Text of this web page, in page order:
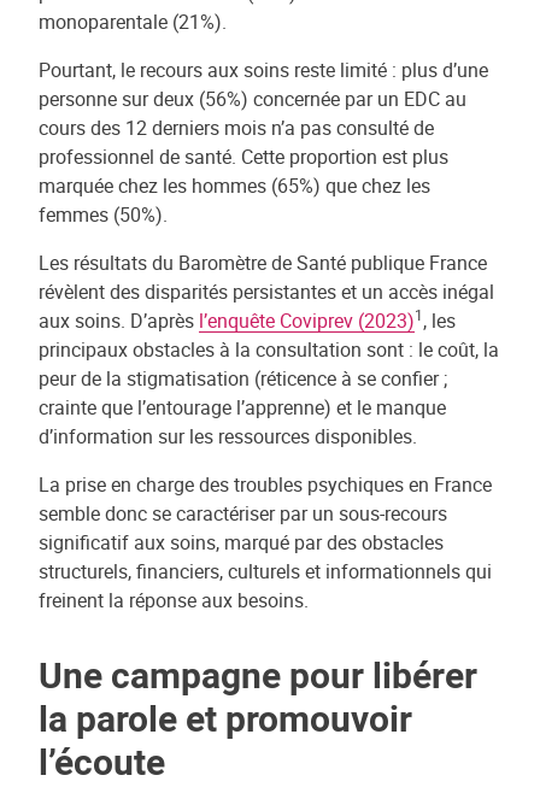
monoparentale (21%).
Pourtant, le recours aux soins reste limité : plus d’une
personne sur deux (56%) concernée par un EDC au
cours des 12 derniers mois n’a pas consulté de
professionnel de santé. Cette proportion est plus
marquée chez les hommes (65%) que chez les
femmes (50%).
Les résultats du Baromètre de Santé publique France
révèlent des disparités persistantes et un accès inégal
aux soins. D’après l’enquête Coviprev (2023)1, les
principaux obstacles à la consultation sont : le coût, la
peur de la stigmatisation (réticence à se confier ;
crainte que l’entourage l’apprenne) et le manque
d’information sur les ressources disponibles.
La prise en charge des troubles psychiques en France
semble donc se caractériser par un sous-recours
significatif aux soins, marqué par des obstacles
structurels, financiers, culturels et informationnels qui
freinent la réponse aux besoins.
Une campagne pour libérer
la parole et promouvoir
l’écoute